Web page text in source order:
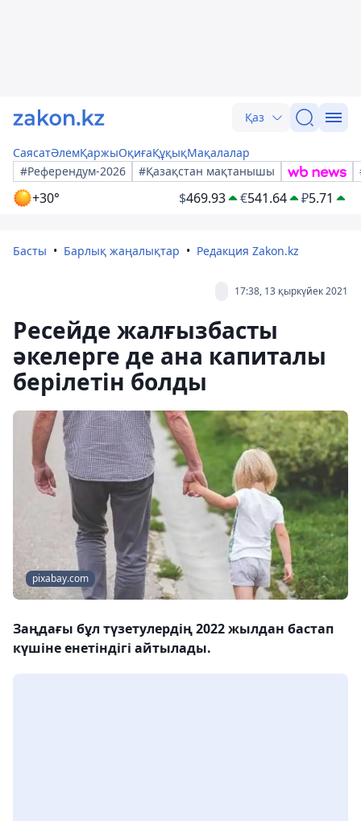
Қаз
СаясатӘлемҚаржыОқиғаҚұқықМақалалар
#Референдум-2026
#Қазақстан мақтанышы
+30° $469.93 €541.64 ₽5.71
Басты Барлық жаңалықтар Редакция Zakon.kz
17:38, 13 қыркүйек 2021
Ресейде жалғызбасты
әкелерге де ана капиталы
берілетін болды
pixabay.com
Заңдағы бұл түзетулердің 2022 жылдан бастап
күшіне енетіндігі айтылады.